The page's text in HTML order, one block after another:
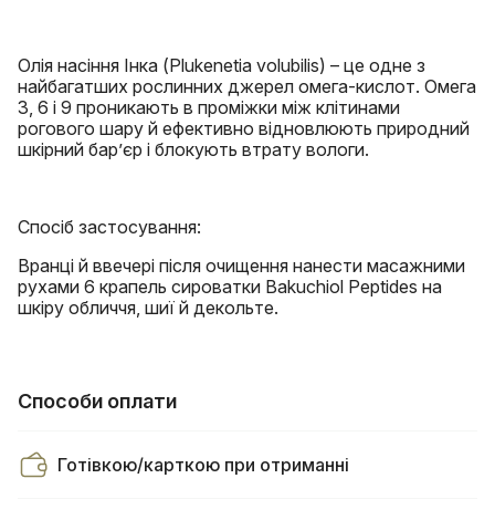
Олія насіння Інка (Plukenetia volubilis) – це одне з
найбагатших рослинних джерел омега-кислот. Омега
3, 6 і 9 проникають в проміжки між клітинами
рогового шару й ефективно відновлюють природний
шкірний бар’єр і блокують втрату вологи.
Спосіб застосування:
Вранці й ввечері після очищення нанести масажними
рухами 6 крапель сироватки Bakuchiol Peptides на
шкіру обличчя, шиї й декольте.
Способи оплати
Готівкою/карткою при отриманні